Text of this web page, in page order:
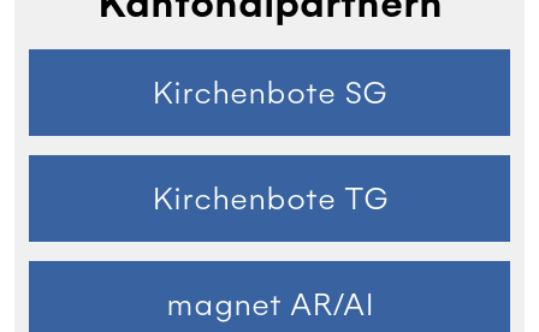
Kirchenbote SG
Kirchenbote TG
magnet AR/AI